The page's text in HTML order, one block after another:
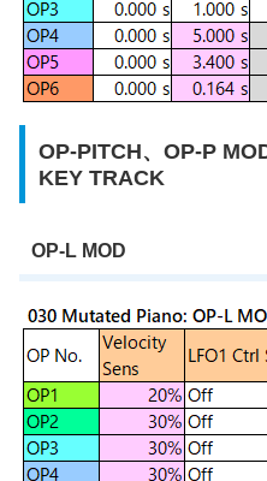
OP-PITCH、OP-P
KEY TRACK
OP-L MOD